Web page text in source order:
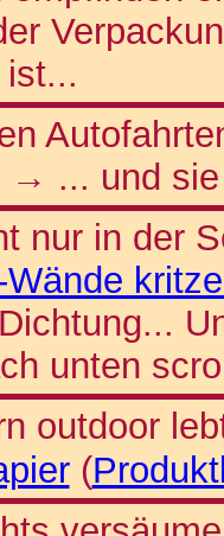
→ ... und
nur in der
Wände
unten
outdoor
(